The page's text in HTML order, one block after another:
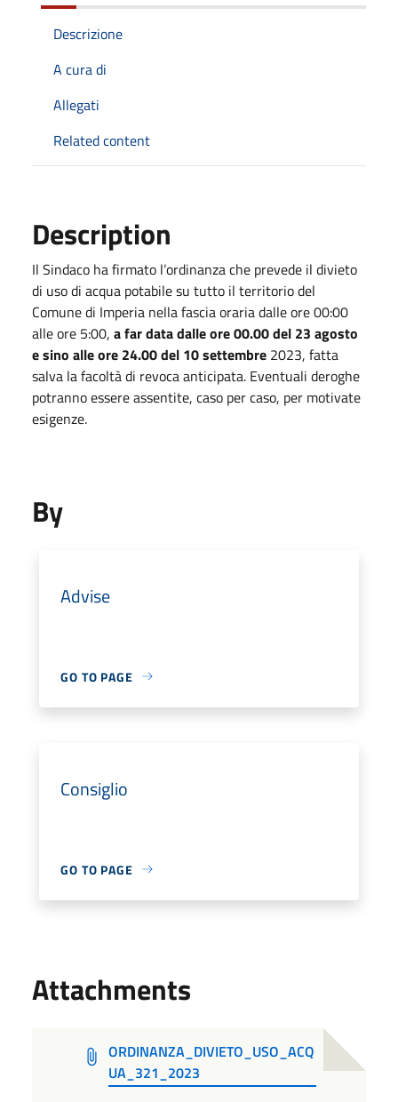
Descrizione
A cura di
Allegati
Related content
Description
Il Sindaco ha firmato l’ordinanza che prevede il divieto
di uso di acqua potabile su tutto il territorio del
Comune di Imperia nella fascia oraria dalle ore 00:00
alle ore 5:00, a far data dalle ore 00.00 del 23 agosto
e sino alle ore 24.00 del 10 settembre 2023, fatta
salva la facoltà di revoca anticipata. Eventuali deroghe
potranno essere assentite, caso per caso, per motivate
esigenze.
By
Advise
GO TO PAGE
Consiglio
GO TO PAGE
Attachments
ORDINANZA_DIVIETO_USO_ACQ
UA_321_2023